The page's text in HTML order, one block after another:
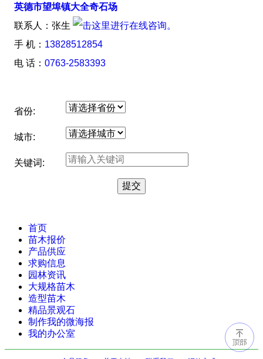
英德市望埠镇大全奇石场
联系人：张生
手 机： 13828512854
电 话： 0763-2583393
省份:
城市:
关键词:
首页
苗木报价
产品供应
求购信息
园林资讯
大规格苗木
造型苗木
精品景观石
制作我的微海报
我的办公室